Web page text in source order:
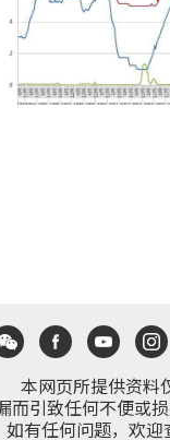
本网页所提供资料
而引致任何不便或
有任何问题，欢迎